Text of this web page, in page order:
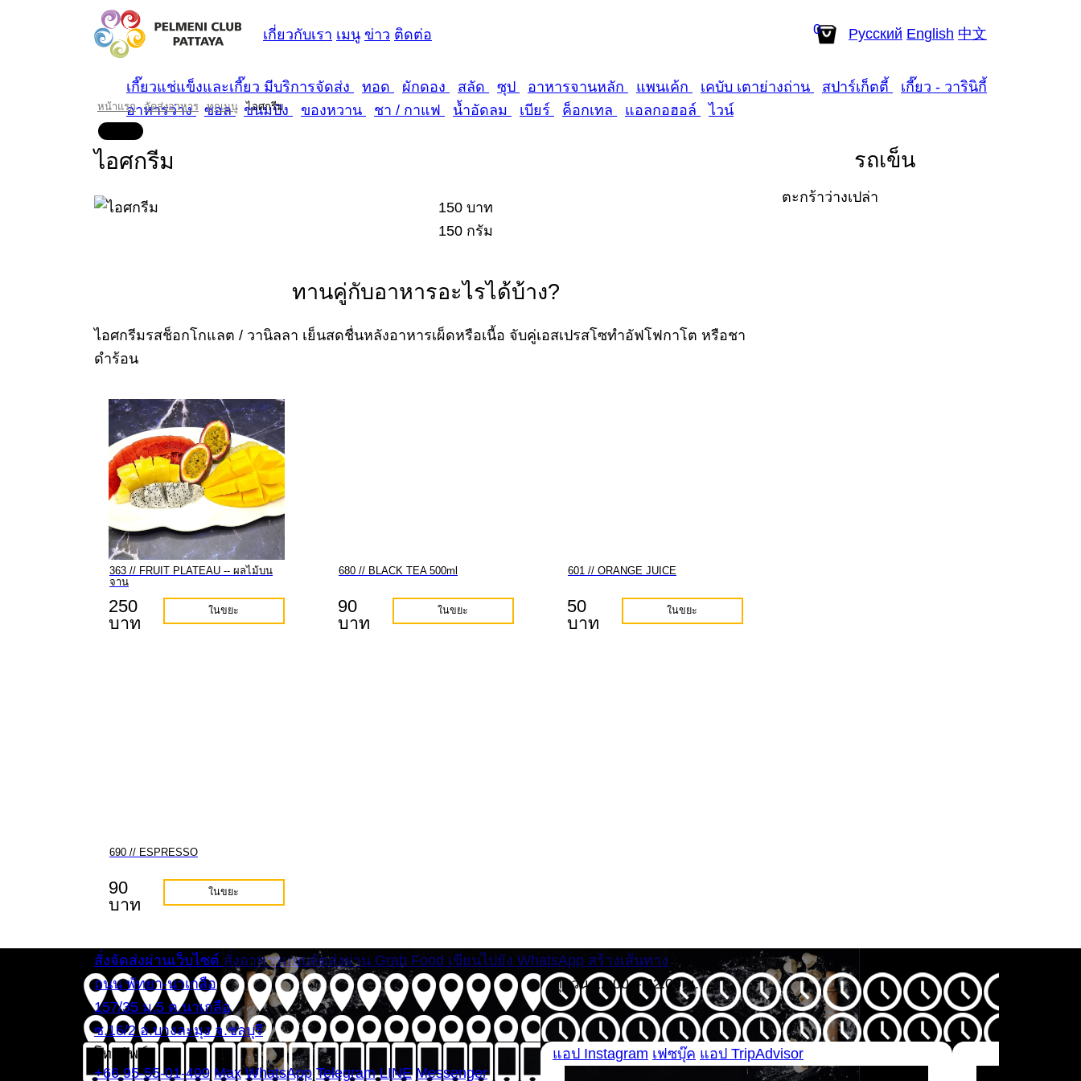
เกี่ยวกับเรา เมนู ข่าว ติดต่อ 0 Русский English 中文
เกี๊ยวแช่แข็งและเกี๊ยว มีบริการจัดส่ง ทอด ผักดอง สลัด ซุป อาหารจานหลัก แพนเค้ก เคบับ เตาย่างถ่าน สปาร์เก็ตตี้
เกี๊ยว - วารินิกี้
อาหารว่าง ซอล ขนมปัง ของหวาน ชา / กาแฟ น้ำอัดลม เบียร์ ค็อกเทล แอลกอฮอล์ ไวน์
หน้าแรก จัดส่งอาหาร ทุกเมนู ไอศกรีม
ไอศกรีม
150 บาท
150 กรัม
ทานคู่กับอาหารอะไรได้บ้าง?
ไอศกรีมรสช็อกโกแลต / วานิลลา เย็นสดชื่นหลังอาหารเผ็ดหรือเนื้อ จับคู่เอสเปรสโซทำอัฟโฟกาโต หรือชา
ดำร้อน
363 // FRUIT PLATEAU -- ผลไม้บน
จาน
250
บาท
ในขยะ
680 // BLACK TEA 500ml
90
บาท
ในขยะ
601 // ORANGE JUICE
50
บาท
ในขยะ
690 // ESPRESSO
90
บาท
ในขยะ
รถเข็น
ตะกร้าว่างเปล่า
สั่งจัดส่งผ่านเว็บไซต์ สั่งอาหารแบบจัดส่งผ่าน Grab Food เขียนไปยัง WhatsApp สร้างเส้นทาง
ถนน พัทยา-นาเกลือ
157/35 ม.5 ต.นาเกลือ
ซ.16/2 อ.บางละมุง จ.ชลบุรี
ทุกวัน 12:00 – 22:00 น.
โทรศัพท์
+66 95-55-01-499 Max WhatsApp Telegram LINE Messenger
แอป Instagram เฟซบุ๊ค แอป TripAdvisor